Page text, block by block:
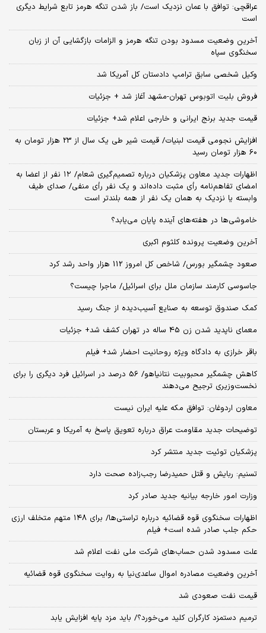
عراقچی: توافق با عمان نزدیک است/ باز شدن تنگه هرمز تابع شرایط دیگری
است
آخرین وضعیت مسدود بودن تنگه هرمز و الزامات بازگشایی آن از زبان
سخنگوی سپاه
وکیل شخصی سابق ترامپ دادستان کل آمریکا شد
فروش بلیت اتوبوس تهران-مشهد آغاز شد + جزئیات
قیمت جدید برنج ایرانی و خارجی اعلام شد+ جزئیات
افزایش نجومی قیمت لبنیات/ قیمت شیر طی یک سال از 23 هزار تومان به
60 هزار تومان رسید
اظهارات جدید معاون پزشکیان درباره تصمیم‌گیری شعام/ ۱۲ نفر از اعضا به
امضای تفاهم‌نامه رأی مثبت داده‌اند و یک نفر رأی منفی/ صدای طیف
وابسته یا نزدیک به همان یک نفر از همه بلندتر است
خاموشی‌ها در هفته‌های آینده پایان می‌یابد؟
آخرین وضعیت پرونده کلثوم اکبری
صعود چشمگیر بورس/ شاخص کل امروز 112 هزار واحد رشد کرد
جاسوسی کارمند سازمان ملل برای اسرائیل/ ماجرا چیست؟
کمک صندوق توسعه به صنایع آسیب‌دیده از جنگ رسید
معمای ناپدید شدن زن 45 ساله در تهران کشف شد+ جزئیات
باقر خرازی به دادگاه ویژه روحانیت احضار شد+ فیلم
کاهش چشمگیر محبوبیت نتانیاهو/ 56 درصد در اسرائیل فرد دیگری را برای
نخست‌وزیری ترجیح می‌دهند
معاون اردوغان: توافق مکه علیه ایران نیست
توضیحات جدید مقاومت عراق درباره تعویق پاسخ به آمریکا و عربستان
پزشکیان توئیت جدید منتشر کرد
تسنیم: ربایش و قتل حمیدرضا رجب‌زاده صحت دارد
وزارت امور خارجه بیانیه جدید صادر کرد
اظهارات سخنگوی قوه قضائیه درباره تراستی‌ها/ برای ۱۴۸ متهم متخلف ارزی
حکم جلب صادر شده است+ فیلم
علت مسدود شدن حساب‌های شرکت ملی نفت اعلام شد
آخرین وضعیت مصادره اموال ساعدی‌نیا به روایت سخنگوی قوه قضائیه
قیمت نفت صعودی شد
ترمیم دستمزد کارگران کلید می‌خورد؟/ باید مزد پایه افزایش یابد